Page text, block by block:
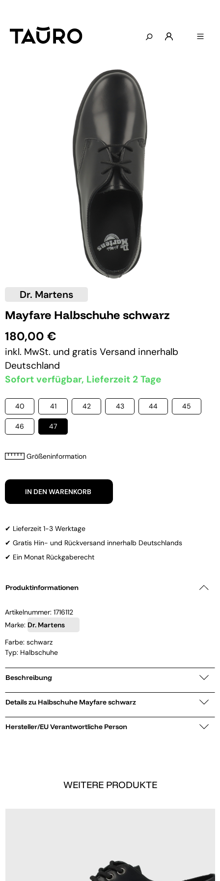
Dr. Martens
Mayfare Halbschuhe schwarz
180,00 €
inkl. MwSt. und gratis Versand innerhalb
Deutschland
Sofort verfügbar, Lieferzeit 2 Tage
40 41 42 43 44 45
46 47
Größeninformation
IN DEN WARENKORB
✔ Lieferzeit 1-3 Werktage
✔ Gratis Hin- und Rückversand innerhalb Deutschlands
✔ Ein Monat Rückgaberecht
Produktinformationen
Artikelnummer: 1716112
Marke: Dr. Martens
Farbe: schwarz
Typ: Halbschuhe
Beschreibung
Details zu Halbschuhe Mayfare schwarz
Hersteller/EU Verantwortliche Person
WEITERE PRODUKTE